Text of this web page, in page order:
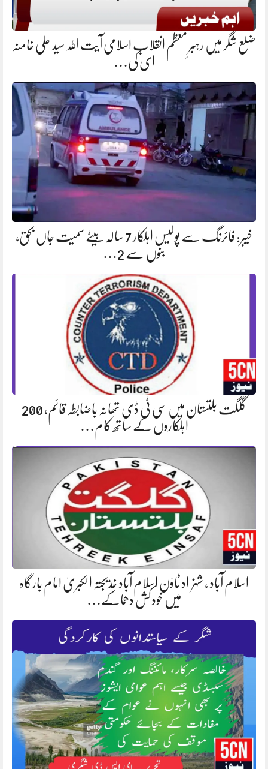
ضلع شگر میں رہبرِ معظم انقلاب اسلامی آیت اللہ سید علی خامنہ
ای کی…
خیبر: فائرنگ سے پولیس اہلکار 7 سالہ بیٹے سمیت جاں بحق،
بنوں سے 2…
گلگت بلتستان میں سی ٹی ڈی تھانہ باضابطہ قائم، 200
اہلکاروں کے ساتھ کام…
اسلام آباد ، شہزاد ٹاؤن اسلام آباد خدیجتہ الکبریٰ امام بارگاہ
میں خودکش دھماکے…